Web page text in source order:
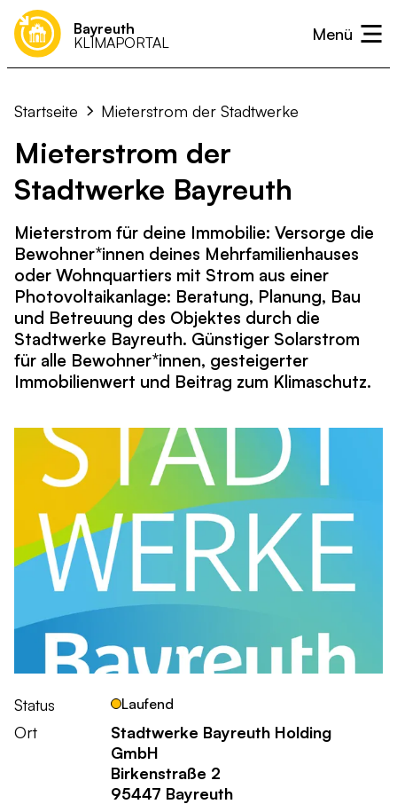
Bayreuth
KLIMAPORTAL
Strom
Mobilität
Landwirtschaft & Ernährung
Abfall- und Kreislaufwirtschaft
Kommunikation & Verwaltung
Startseite Mieterstrom der Stadtwerke
Mieterstrom der
Stadtwerke Bayreuth
Mieterstrom für deine Immobilie: Versorge die
Bewohner*innen deines Mehrfamilienhauses
oder Wohnquartiers mit Strom aus einer
Photovoltaikanlage: Beratung, Planung, Bau
und Betreuung des Objektes durch die
Stadtwerke Bayreuth. Günstiger Solarstrom
für alle Bewohner*innen, gesteigerter
Immobilienwert und Beitrag zum Klimaschutz.
Status Laufend
Ort
Stadtwerke Bayreuth Holding
GmbH
Birkenstraße 2
95447 Bayreuth